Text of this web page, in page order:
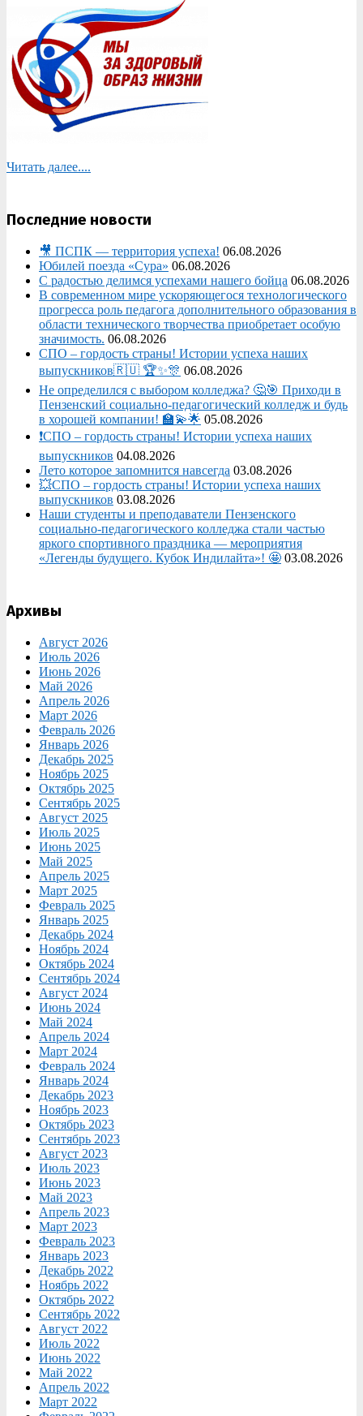
Читать далее....
Последние новости
🎥 ПСПК — территория успеха! 06.08.2026
Юбилей поезда «Сура» 06.08.2026
С радостью делимся успехами нашего бойца 06.08.2026
В современном мире ускоряющегося технологического
прогресса роль педагога дополнительного образования в
области технического творчества приобретает особую
значимость. 06.08.2026
СПО – гордость страны! Истории успеха наших
выпускников🇷🇺 🏆✨🎊 06.08.2026
Не определился с выбором колледжа? 🤔🎯 Приходи в
Пензенский социально-педагогический колледж и будь
в хорошей компании! 🏫💫🌟 05.08.2026
❗СПО – гордость страны! Истории успеха наших
выпускников 04.08.2026
Лето которое запомнится навсегда 03.08.2026
💥СПО – гордость страны! Истории успеха наших
выпускников 03.08.2026
Наши студенты и преподаватели Пензенского
социально‑педагогического колледжа стали частью
яркого спортивного праздника — мероприятия
«Легенды будущего. Кубок Индилайта»! 🤩 03.08.2026
Архивы
Август 2026
Июль 2026
Июнь 2026
Май 2026
Апрель 2026
Март 2026
Февраль 2026
Январь 2026
Декабрь 2025
Ноябрь 2025
Октябрь 2025
Сентябрь 2025
Август 2025
Июль 2025
Июнь 2025
Май 2025
Апрель 2025
Март 2025
Февраль 2025
Январь 2025
Декабрь 2024
Ноябрь 2024
Октябрь 2024
Сентябрь 2024
Август 2024
Июнь 2024
Май 2024
Апрель 2024
Март 2024
Февраль 2024
Январь 2024
Декабрь 2023
Ноябрь 2023
Октябрь 2023
Сентябрь 2023
Август 2023
Июль 2023
Июнь 2023
Май 2023
Апрель 2023
Март 2023
Февраль 2023
Январь 2023
Декабрь 2022
Ноябрь 2022
Октябрь 2022
Сентябрь 2022
Август 2022
Июль 2022
Июнь 2022
Май 2022
Апрель 2022
Март 2022